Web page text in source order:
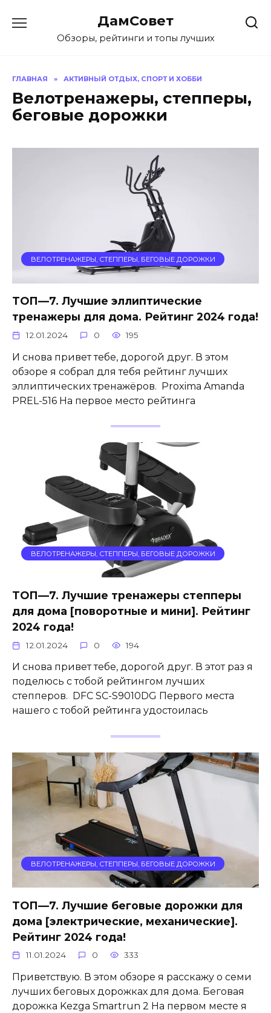
содержанию
ДамСовет
Обзоры, рейтинги и топы лучших
ГЛАВНАЯ » АКТИВНЫЙ ОТДЫХ, СПОРТ И ХОББИ
Велотренажеры, степперы,
беговые дорожки
ВЕЛОТРЕНАЖЕРЫ, СТЕППЕРЫ, БЕГОВЫЕ ДОРОЖКИ
ТОП—7. Лучшие эллиптические
тренажеры для дома. Рейтинг 2024 года!
12.01.2024 0 195
И снова привет тебе, дорогой друг. В этом
обзоре я собрал для тебя рейтинг лучших
эллиптических тренажёров. Proxima Amanda
PREL-516 На первое место рейтинга
ВЕЛОТРЕНАЖЕРЫ, СТЕППЕРЫ, БЕГОВЫЕ ДОРОЖКИ
ТОП—7. Лучшие тренажеры степперы
для дома [поворотные и мини]. Рейтинг
2024 года!
12.01.2024 0 194
И снова привет тебе, дорогой друг. В этот раз я
поделюсь с тобой рейтингом лучших
степперов. DFC SC-S9010DG Первого места
нашего с тобой рейтинга удостоилась
ВЕЛОТРЕНАЖЕРЫ, СТЕППЕРЫ, БЕГОВЫЕ ДОРОЖКИ
ТОП—7. Лучшие беговые дорожки для
дома [электрические, механические].
Рейтинг 2024 года!
11.01.2024 0 333
Приветствую. В этом обзоре я расскажу о семи
лучших беговых дорожках для дома. Беговая
дорожка Kezga Smartrun 2 На первом месте я